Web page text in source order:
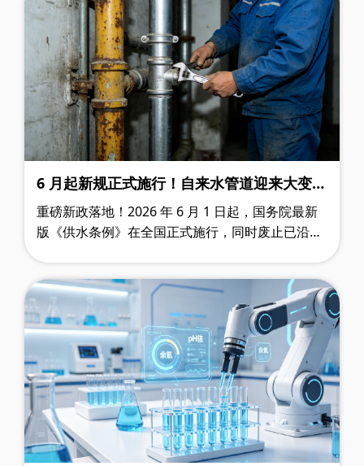
6 月起新规正式施行！自来水管道迎来大变
革，不锈钢水管成为民生刚需
重磅新政落地！2026 年 6 月 1 日起，国务院最新
版《供水条例》在全国正式施行，同时废止已沿用